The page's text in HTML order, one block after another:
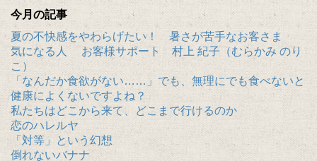
今月の記事
夏の不快感をやわらげたい！ 暑さが苦手なお客さま
気になる人 お客様サポート 村上 紀子（むらかみ のり
こ）
「なんだか食欲がない……」でも、無理にでも食べないと
健康によくないですよね？
私たちはどこから来て、どこまで行けるのか
恋のハレルヤ
「対等」という幻想
倒れないバナナ